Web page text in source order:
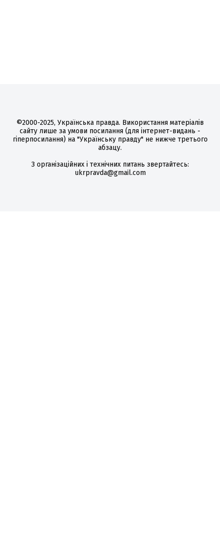
©2000-2025, Українська правда. Використання матеріалів
сайту лише за умови посилання (для інтернет-видань -
гіперпосилання) на "Українську правду" не нижче третього
абзацу.
З організаційних і технічних питань звертайтесь:
ukrpravda@gmail.com